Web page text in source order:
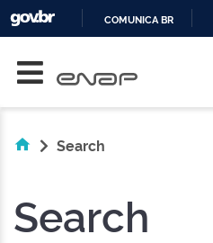
COMUNICA BR
Search
Search